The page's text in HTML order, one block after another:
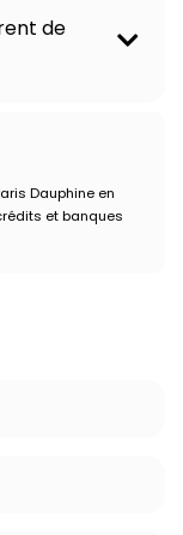
de
Dauphine en
et banques